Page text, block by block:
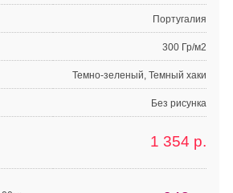
Португалия
300 Гр/м2
Темно-зеленый, Темный хаки
Без рисунка
1 354 р.